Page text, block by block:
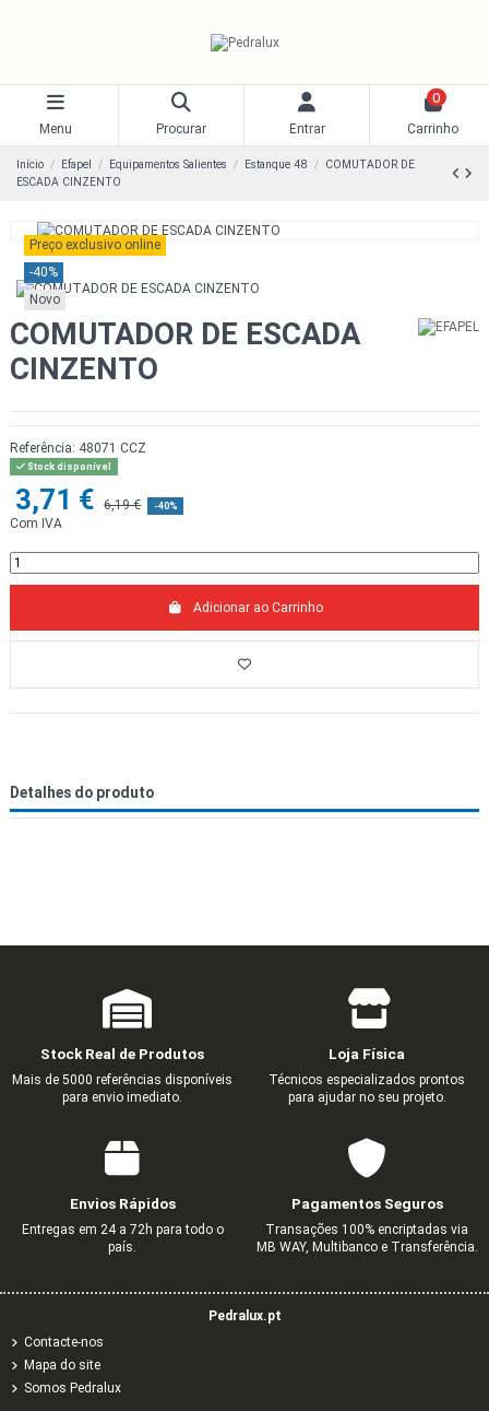
Menu Procurar Entrar
0
Carrinho
Início Efapel Equipamentos Salientes Estanque 48
COMUTADOR DE
ESCADA CINZENTO
Preço exclusivo online
-40%
Novo
COMUTADOR DE ESCADA
CINZENTO
Referência: 48071 CCZ
Stock disponível
3,71 € 6,19 € -40%
Com IVA
Adicionar ao Carrinho
Detalhes do produto
Stock Real de Produtos
Mais de 5000 referências disponíveis
para envio imediato.
Loja Física
Técnicos especializados prontos
para ajudar no seu projeto.
Envios Rápidos
Entregas em 24 a 72h para todo o
país.
Pagamentos Seguros
Transações 100% encriptadas via
MB WAY, Multibanco e Transferência.
Pedralux.pt
Contacte-nos
Mapa do site
Somos Pedralux